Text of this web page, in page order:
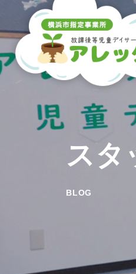
スタ
BLOG